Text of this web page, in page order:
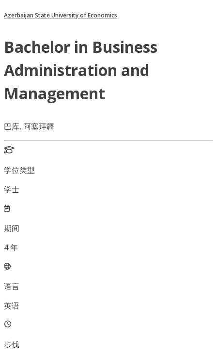
Azerbaijan State University of Economics
Bachelor in Business
Administration and
Management
巴库, 阿塞拜疆
学位类型
学士
期间
4年
语言
英语
步伐